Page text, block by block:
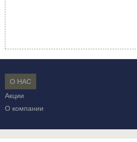
О НАС
Акции
О компании